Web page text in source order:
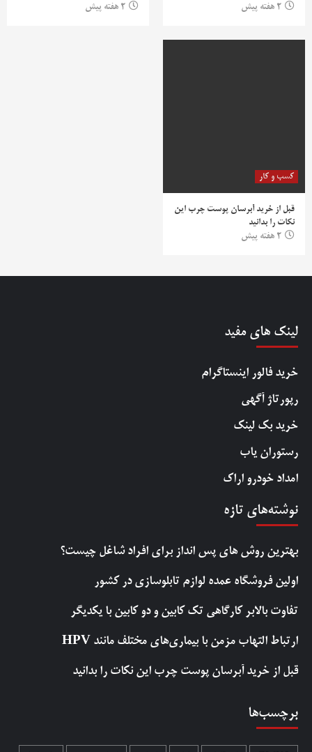
2 هفته پیش
2 هفته پیش
کسب و کار
قبل از خرید آبرسان پوست چرب این
نکات را بدانید
2 هفته پیش
لینک های مفید
خرید فالور اینستاگرام
رپورتاژ آگهی
خرید بک لینک
رستوران یاب
امداد خودرو اراک
نوشته‌های تازه
بهترین روش‌ های پس‌ انداز برای افراد شاغل چیست؟
اولین فروشگاه عمده لوازم تابلوسازی در کشور
تفاوت بالابر کارگاهی تک کابین و دو کابین با یکدیگر
ارتباط التهاب مزمن با بیماری‌های مختلف مانند HPV
قبل از خرید آبرسان پوست چرب این نکات را بدانید
برچسب‌ها